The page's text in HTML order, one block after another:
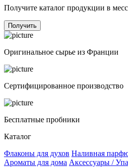
Получите каталог продукции в
Получить
Оригинальное сырье из Франции
Сертифицированное производство
Бесплатные пробники
Каталог
Флаконы для духов Наливная
Ароматы для дома Аксессуары /